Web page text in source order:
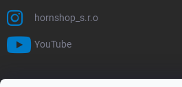
hornshop_s.r.o
YouTube